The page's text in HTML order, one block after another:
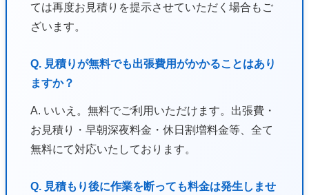
ては再度お見積りを提示させていただく場合もご
ざいます。
Q. 見積りが無料でも出張費用がかかることはあり
ますか？
A. いいえ。無料でご利用いただけます。出張費・
お見積り・早朝深夜料金・休日割増料金等、全て
無料にて対応いたしております。
Q. 見積もり後に作業を断っても料金は発生しませ